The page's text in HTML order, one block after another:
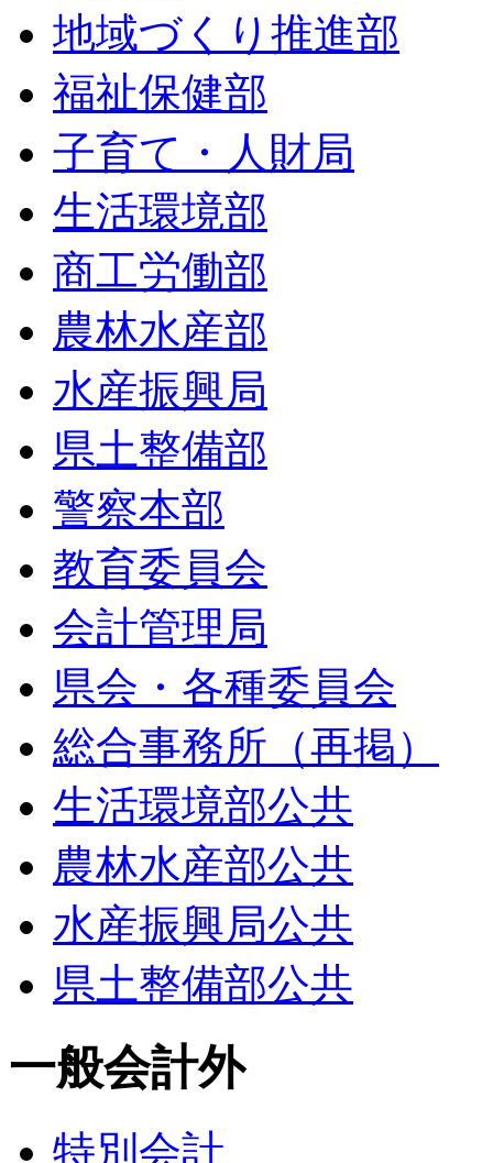
地域づくり推進部
福祉保健部
子育て・人財局
生活環境部
商工労働部
農林水産部
水産振興局
県土整備部
警察本部
教育委員会
会計管理局
県会・各種委員会
総合事務所（再掲）
生活環境部公共
農林水産部公共
水産振興局公共
県土整備部公共
一般会計外
特別会計